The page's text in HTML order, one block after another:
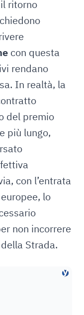
ritorno
con questa
rendano
In realtà, la
del premio
più lungo,
con l’entrata
lo
non incorrere
Strada.